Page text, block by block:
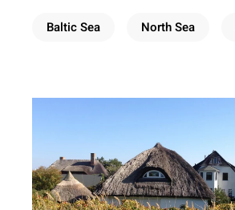
Baltic Sea North Sea